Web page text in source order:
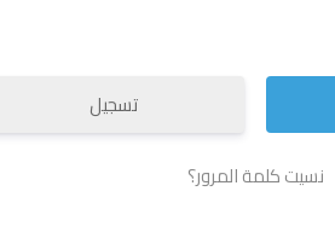
تسجيل
نسيت كلمة المرور؟